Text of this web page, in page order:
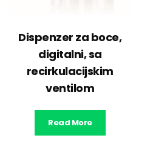
Dispenzer za boce,
digitalni, sa
recirkulacijskim
ventilom
Read More